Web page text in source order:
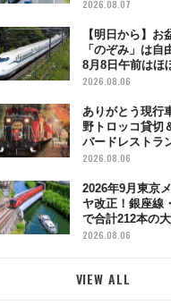
2026.08.07
【明日から】お
「のぞみ」は自
8月8日午前はほ
も数時間ズラせ
「空席」探しの
2026.08.06
ありがとう現行
野トロッコ貸切
バードレストラ
う秋の京都 斉
日「京都の鉄道
ー」開催
2026.08.06
2026年9月東京
ヤ改正！銀座線
で合計212本の
雑緩和に期待
2026.08.06
VIEW ALL